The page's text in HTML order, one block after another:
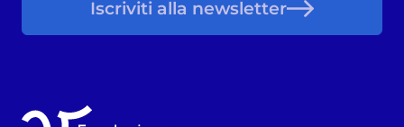
Iscriviti alla newsletter